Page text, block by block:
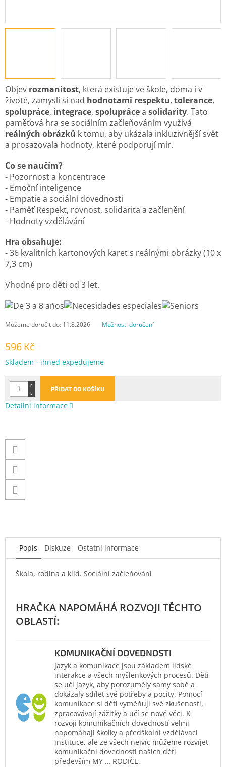
596 Kč
Měrná
Skladem - ihned expedujeme
Můžeme doručit do: 11.8.2026 Možnosti doručení
PŘIDAT DO KOŠÍKU
Objev rozmanitost, která existuje ve škole, doma i v
životě, zamysli si nad hodnotami respektu, tolerance,
spolupráce, integrace, spoluprácea solidarity. Tato
paměťová hra se sociálním začleňováním využívá
reálných obrázků k tomu, aby ukázala inkluzivnější svět
a prosazovala hodnoty, které podporují mír.
Co se naučím?
- Pozornost a koncentrace
- Emoční inteligence
- Empatie a sociální dovednosti
- Paměť Respekt, rovnost, solidarita a začlenění
- Hodnoty vzdělávání
Hra obsahuje:
- 36 kvalitních kartonových karet s reálnými obrázky (10 x
7,3 cm)
Vhodné pro děti od 3 let.
Detailní informace
Popis Diskuze Ostatní informace
Škola, rodina a klid. Sociální začleňování
KOMUNIKAČNÍ DOVEDNOSTI
Jazyk a komunikace jsou základem lidské
interakce a všech myšlenkových procesů. Děti
se učí jazyk, aby porozuměly samy sobě a
dokázaly sdílet své potřeby a pocity. Pomocí
komunikace si děti vyměňují své zkušenosti,
zpracovávají zážitky a učí se nové věci. K
rozvoji komunikačních dovedností velmi
napomáhají školky a předškolní vzdělávací
instituce, ale ze všech nejvíc můžeme rozvíjet
komunikační dovednosti našich dětí
především MY … RODIČE.